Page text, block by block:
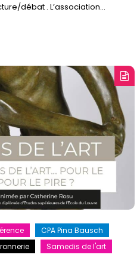
débat . L’association…
CPA Pina Bausch
Samedis de l'art